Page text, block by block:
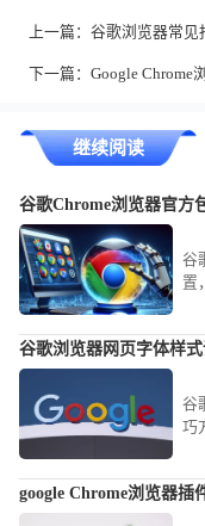
上一篇： 谷歌浏览器常见
下一篇： Google Chrome
继续阅读
谷歌Chrome浏览器官方
谷
置
谷歌浏览器网页字体样
谷
巧
google Chrome浏览器插